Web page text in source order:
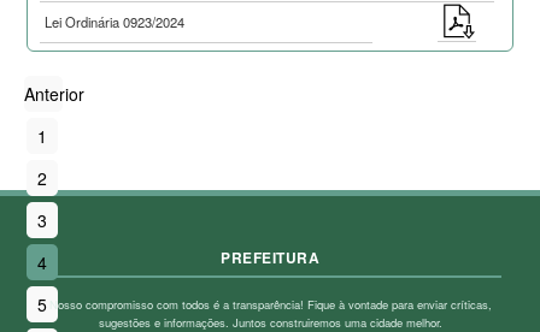
Lei Ordinária 0923/2024
Anterior
1
2
3
4
5
PREFEITURA
Nosso compromisso com todos é a transparência! Fique à vontade para enviar críticas,
sugestões e informações. Juntos construiremos uma cidade melhor.